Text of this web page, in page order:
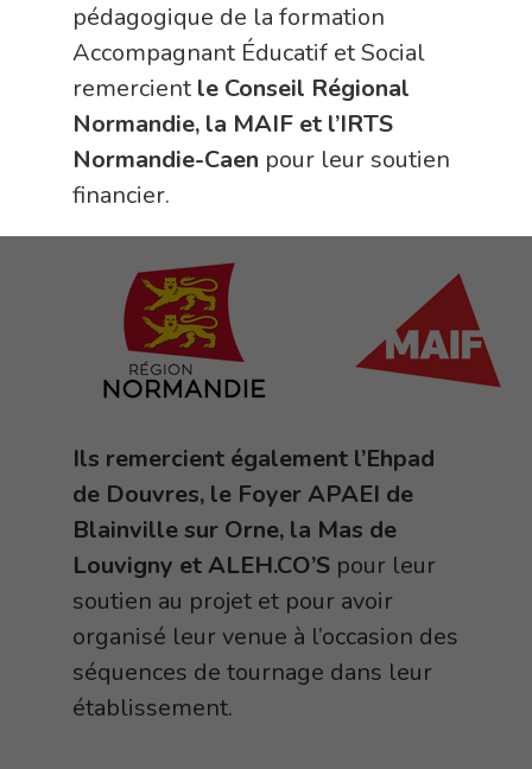
pédagogique de la formation
Accompagnant Éducatif et Social
remercient le Conseil Régional
Normandie, la MAIF et l’IRTS
Normandie-Caen pour leur soutien
financier.
Ils remercient également l’Ehpad
de Douvres, le Foyer APAEI de
Blainville sur Orne, la Mas de
Louvigny et ALEH.CO’S pour leur
soutien au projet et pour avoir
organisé leur venue à l’occasion des
séquences de tournage dans leur
établissement.